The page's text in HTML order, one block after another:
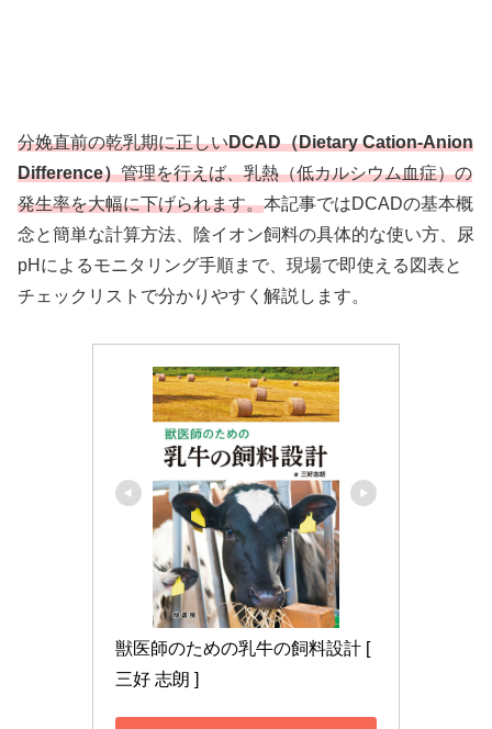
分娩直前の乾乳期に正しいDCAD（Dietary Cation-Anion
Difference）管理を行えば、乳熱（低カルシウム血症）の
発生率を大幅に下げられます。本記事ではDCADの基本概
念と簡単な計算方法、陰イオン飼料の具体的な使い方、尿
pHによるモニタリング手順まで、現場で即使える図表と
チェックリストで分かりやすく解説します。
獣医師のための乳牛の飼料設計 [
三好 志朗 ]